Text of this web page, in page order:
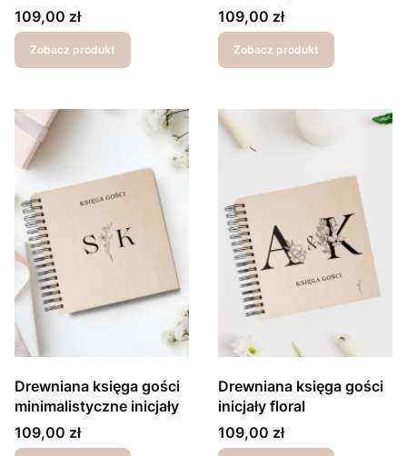
Cena
109,00 zł
Zobacz produkt
Cena
109,00 zł
Zobacz produkt
Drewniana księga gości
minimalistyczne inicjały
Cena
109,00 zł
Drewniana księga gości
inicjały floral
Cena
109,00 zł